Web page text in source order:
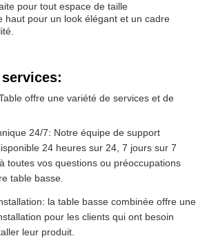
pour tout espace de taille
haut pour un look élégant et un cadre
offre une variété de services et de
24/7: Notre équipe de support
24 heures sur 24, 7 jours sur 7
toutes vos questions ou préoccupations
table basse.
la table basse combinée offre une
pour les clients qui ont besoin
leur produit.